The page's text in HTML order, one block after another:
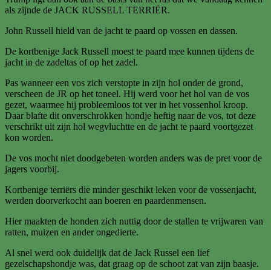
als zijnde de JACK RUSSELL TERRIËR.
John Russell hield van de jacht te paard op vossen en dassen.
De kortbenige Jack Russell moest te paard mee kunnen tijdens de
jacht in de zadeltas of op het zadel.
Pas wanneer een vos zich verstopte in zijn hol onder de grond,
verscheen de JR op het toneel. Hij werd voor het hol van de vos
gezet, waarmee hij probleemloos tot ver in het vossenhol kroop.
Daar blafte dit onverschrokken hondje heftig naar de vos, tot deze
verschrikt uit zijn hol wegvluchtte en de jacht te paard voortgezet
kon worden.
De vos mocht niet doodgebeten worden anders was de pret voor de
jagers voorbij.
Kortbenige terriërs die minder geschikt leken voor de vossenjacht,
werden doorverkocht aan boeren en paardenmensen.
Hier maakten de honden zich nuttig door de stallen te vrijwaren van
ratten, muizen en ander ongedierte.
Al snel werd ook duidelijk dat de Jack Russel een lief
gezelschapshondje was, dat graag op de schoot zat van zijn baasje.